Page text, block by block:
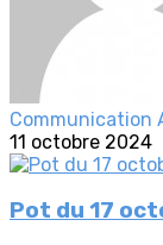
Communication
11 octobre 2024
Pot du 17